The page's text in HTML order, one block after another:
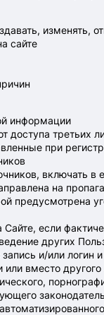
изменять,
сайте
информации
доступа третьих
при
включать
на
предусмотрена
Сайте, если
других
и/или логин
или вместо